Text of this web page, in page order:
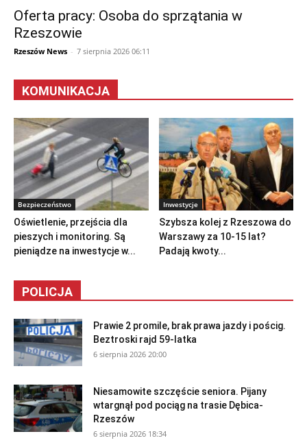
Oferta pracy: Osoba do sprzątania w
Rzeszowie
Rzeszów News - 7 sierpnia 2026 06:11
KOMUNIKACJA
Bezpieczeństwo
Oświetlenie, przejścia dla
pieszych i monitoring. Są
pieniądze na inwestycje w...
Inwestycje
Szybsza kolej z Rzeszowa do
Warszawy za 10-15 lat?
Padają kwoty...
POLICJA
Prawie 2 promile, brak prawa jazdy i pościg.
Beztroski rajd 59-latka
6 sierpnia 2026 20:00
Niesamowite szczęście seniora. Pijany
wtargnął pod pociąg na trasie Dębica-
Rzeszów
6 sierpnia 2026 18:34